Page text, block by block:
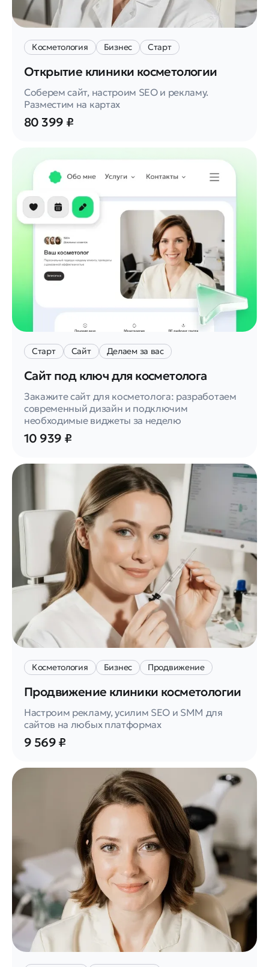
Косметология Бизнес Старт
Открытие клиники косметологии
Соберем сайт, настроим SEO и рекламу.
Разместим на картах
80 399 ₽
Старт Сайт Делаем за вас
Сайт под ключ для косметолога
Закажите сайт для косметолога: разработаем
современный дизайн и подключим
необходимые виджеты за неделю
10 939 ₽
Косметология Бизнес Продвижение
Продвижение клиники косметологии
Настроим рекламу, усилим SEO и SMM для
сайтов на любых платформах
9 569 ₽